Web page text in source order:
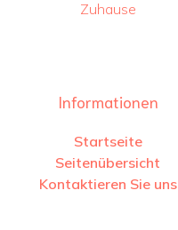
Zuhause
Informationen
Startseite
Seitenübersicht
Kontaktieren Sie uns